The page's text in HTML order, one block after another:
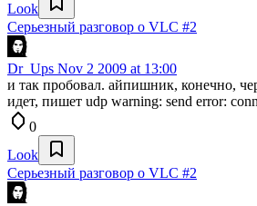
Look
Серьезный разговор о VLC #2
Dr_Ups Nov 2 2009 at 13:00
и так пробовал. айпишник, конечно,
идет, пишет udp warning: send error:
0
Look
Серьезный разговор о VLC #2